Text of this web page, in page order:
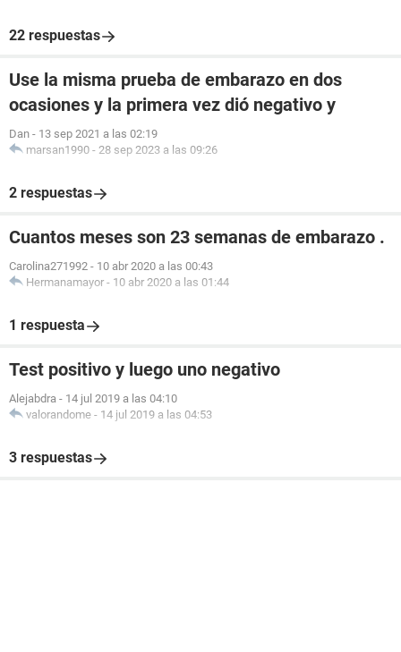
22 respuestas
Use la misma prueba de embarazo en dos
ocasiones y la primera vez dió negativo y
Dan - 13 sep 2021 a las 02:19
marsan1990 - 28 sep 2023 a las 09:26
2 respuestas
Cuantos meses son 23 semanas de embarazo .
Carolina271992 - 10 abr 2020 a las 00:43
Hermanamayor - 10 abr 2020 a las 01:44
1 respuesta
Test positivo y luego uno negativo
Alejabdra - 14 jul 2019 a las 04:10
valorandome - 14 jul 2019 a las 04:53
3 respuestas